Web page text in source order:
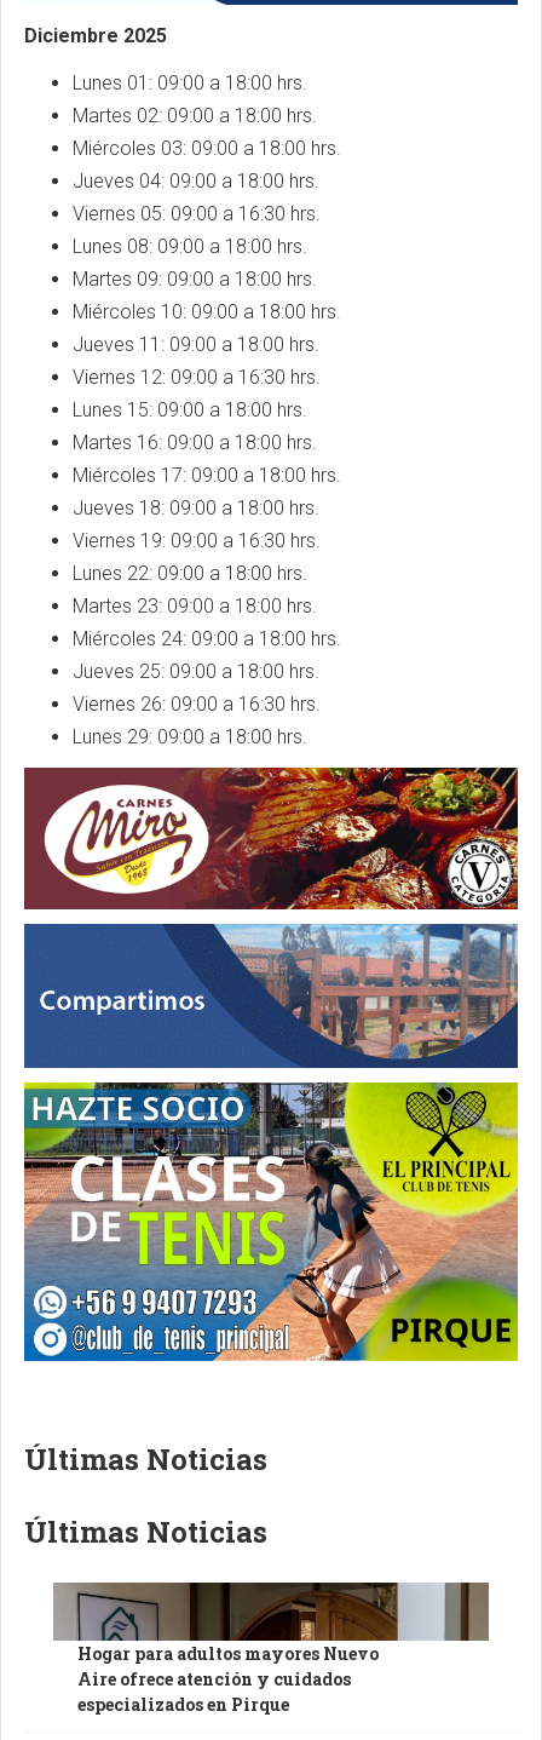
Diciembre 2025
Lunes 01: 09:00 a 18:00 hrs.
Martes 02: 09:00 a 18:00 hrs.
Miércoles 03: 09:00 a 18:00 hrs.
Jueves 04: 09:00 a 18:00 hrs.
Viernes 05: 09:00 a 16:30 hrs.
Lunes 08: 09:00 a 18:00 hrs.
Martes 09: 09:00 a 18:00 hrs.
Miércoles 10: 09:00 a 18:00 hrs.
Jueves 11: 09:00 a 18:00 hrs.
Viernes 12: 09:00 a 16:30 hrs.
Lunes 15: 09:00 a 18:00 hrs.
Martes 16: 09:00 a 18:00 hrs.
Miércoles 17: 09:00 a 18:00 hrs.
Jueves 18: 09:00 a 18:00 hrs.
Viernes 19: 09:00 a 16:30 hrs.
Lunes 22: 09:00 a 18:00 hrs.
Martes 23: 09:00 a 18:00 hrs.
Miércoles 24: 09:00 a 18:00 hrs.
Jueves 25: 09:00 a 18:00 hrs.
Viernes 26: 09:00 a 16:30 hrs.
Lunes 29: 09:00 a 18:00 hrs.
Últimas Noticias
Últimas Noticias
Hogar para adultos mayores Nuevo
Aire ofrece atención y cuidados
especializados en Pirque